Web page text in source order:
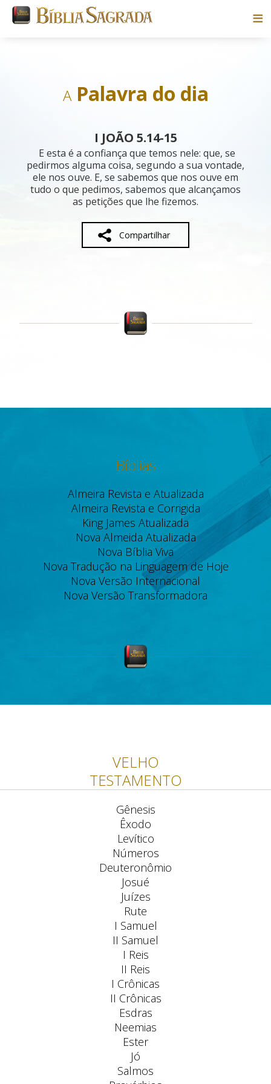
Blog
Parceiros
Sobre
APalavra do dia
I JOÃO 5.14-15
E esta é a confiança que temos nele: que, se
pedirmos alguma coisa, segundo a sua vontade,
ele nos ouve. E, se sabemos que nos ouve em
tudo o que pedimos, sabemos que alcançamos
as petições que lhe fizemos.
Compartilhar
Bíblias
Almeira Revista e Atualizada
Almeira Revista e Corrigida
King James Atualizada
Nova Almeida Atualizada
Nova Bíblia Viva
Nova Tradução na Linguagem de Hoje
Nova Versão Internacional
Nova Versão Transformadora
VELHO
TESTAMENTO
Gênesis
Êxodo
Levítico
Números
Deuteronômio
Josué
Juízes
Rute
I Samuel
II Samuel
I Reis
II Reis
I Crônicas
II Crônicas
Esdras
Neemias
Ester
Jó
Salmos